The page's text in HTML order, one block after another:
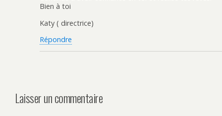
Bien à toi
Katy ( directrice)
Répondre
Laisser un commentaire